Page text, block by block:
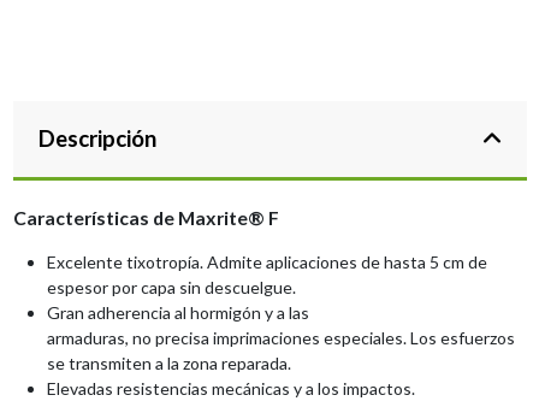
Descripción
Características de Maxrite® F
Excelente tixotropía. Admite aplicaciones de hasta 5 cm de
espesor por capa sin descuelgue.
Gran adherencia al hormigón y a las
armaduras, no precisa imprimaciones especiales. Los esfuerzos
se transmiten a la zona reparada.
Elevadas resistencias mecánicas y a los impactos.